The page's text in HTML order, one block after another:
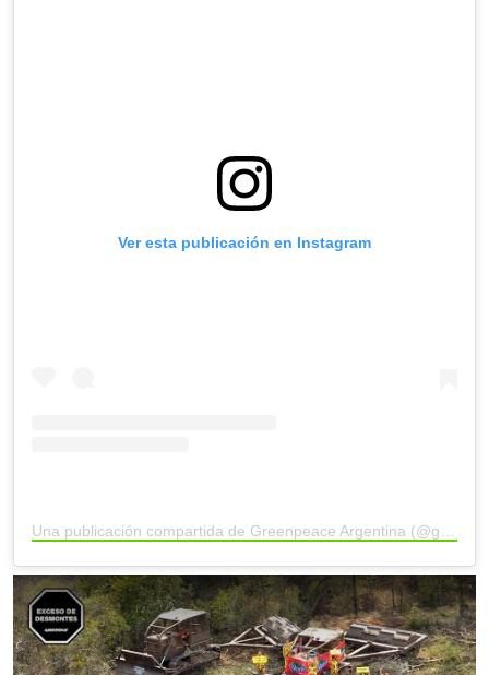
Ver esta publicación en Instagram
Una publicación compartida de Greenpeace Argentina (@greenpeacearg)